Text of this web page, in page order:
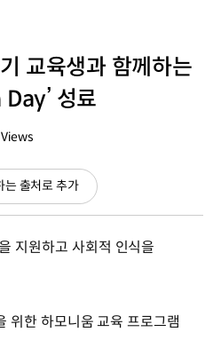
교육생과 함께하는
성료
Views
는 출처로 추가(새
창
지원하고 사회적 인식을
한 하모니움 교육 프로그램